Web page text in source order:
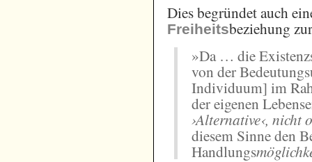
Dies begründet auch
Freiheitsbeziehung
»Da … die
von der
Individuum] im
der eigenen
›Alternative‹, nicht
diesem Sinne den
Handlungs